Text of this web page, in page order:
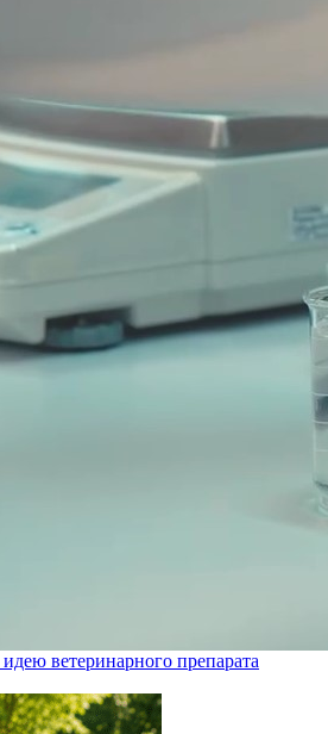
ветеринарного препарата